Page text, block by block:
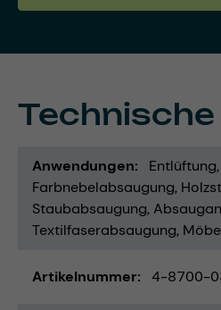
Anwendungen
Entlüftung
Farbnebelabsaugung
Staubabsaugung
Textilfaserabsaugung
Artikelnummer 4-8700-